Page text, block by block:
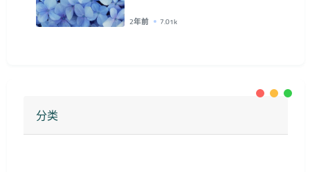
2年前 7.01k
分类